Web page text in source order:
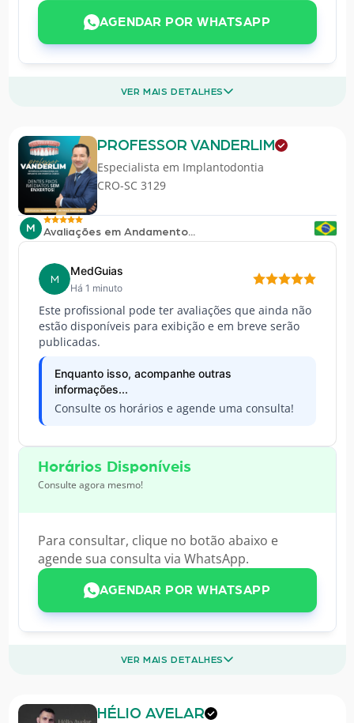
AGENDAR POR WHATSAPP
VER MAIS DETALHES
PROFESSOR VANDERLIM
Especialista em Implantodontia
CRO-SC 3129
M Avaliações em Andamento...
M
MedGuias
Há 1 minuto
Este profissional pode ter avaliações que ainda não
estão disponíveis para exibição e em breve serão
publicadas.
Enquanto isso, acompanhe outras
informações...
Consulte os horários e agende uma consulta!
Horários Disponíveis
Consulte agora mesmo!
Para consultar, clique no botão abaixo e
agende sua consulta via WhatsApp.
AGENDAR POR WHATSAPP
VER MAIS DETALHES
HÉLIO AVELAR